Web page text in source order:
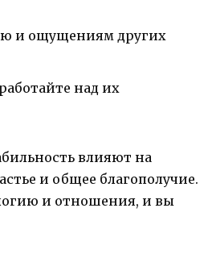
и ощущениям других
над их
влияют на
и общее благополучие.
и отношения, и вы